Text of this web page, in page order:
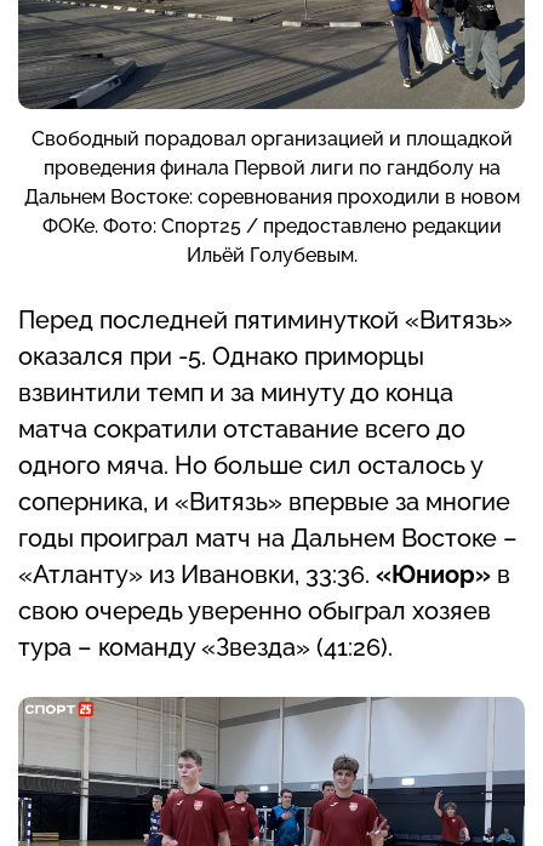
Свободный порадовал организацией и площадкой
проведения финала Первой лиги по гандболу на
Дальнем Востоке: соревнования проходили в новом
ФОКе. Фото: Спорт25 / предоставлено редакции
Ильёй Голубевым.
Перед последней пятиминуткой «Витязь»
оказался при -5. Однако приморцы
взвинтили темп и за минуту до конца
матча сократили отставание всего до
одного мяча. Но больше сил осталось у
соперника, и «Витязь» впервые за многие
годы проиграл матч на Дальнем Востоке –
«Атланту» из Ивановки, 33:36. «Юниор» в
свою очередь уверенно обыграл хозяев
тура – команду «Звезда» (41:26).